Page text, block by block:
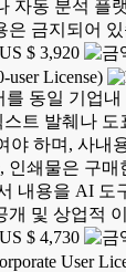
자동 분석 플
은 금지되어
US $ 3,920
user License)
를 동일 기업
트 발췌나 도
야 하며, 사내
인쇄물은 구
내용을 AI 도
개 및 상업적
US $ 4,730
User